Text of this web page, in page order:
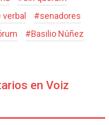
#senadores
#Basilio Núñez
en Voiz